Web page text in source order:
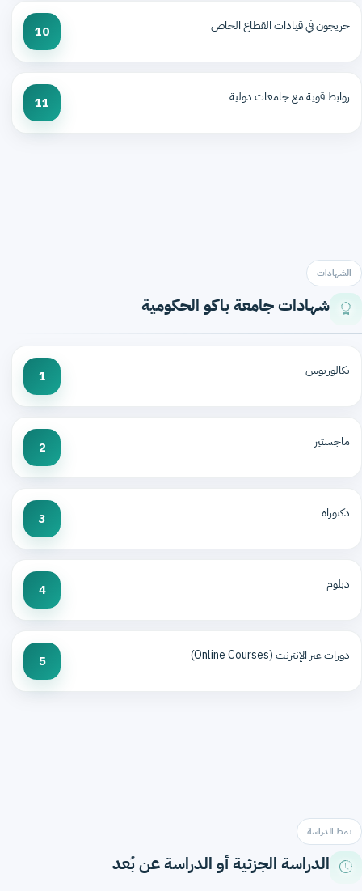
خريجون في قيادات القطاع الخاص 10
روابط قوية مع جامعات دولية 11
الشهادات
شهادات جامعة باكو الحكومية
بكالوريوس 1
ماجستير 2
دكتوراه 3
دبلوم 4
دورات عبر الإنترنت (Online Courses) 5
نمط الدراسة
الدراسة الجزئية أو الدراسة عن بُعد